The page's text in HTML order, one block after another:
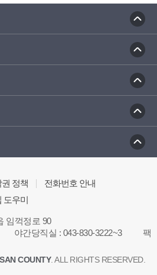
정책
전화번호 안내
도우미
임꺽정로 90
야간당직실 : 043-830-3222~3
팩
COUNTY. ALL RIGHTS RESERVED.